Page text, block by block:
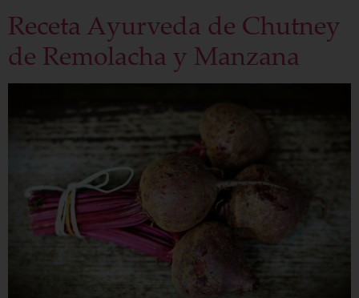
Receta Ayurveda de Chutney
de Remolacha y Manzana